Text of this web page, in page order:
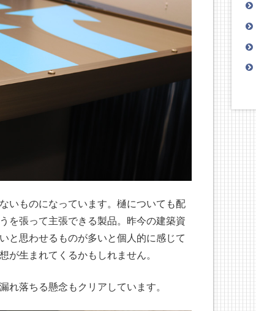
いものになっています。樋についても配
を張って主張できる製品。昨今の建築資
と思わせるものが多いと個人的に感じて
が生まれてくるかもしれません。
れ落ちる懸念もクリアしています。